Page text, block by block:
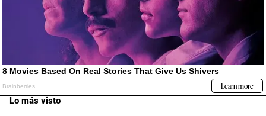
Lo más visto